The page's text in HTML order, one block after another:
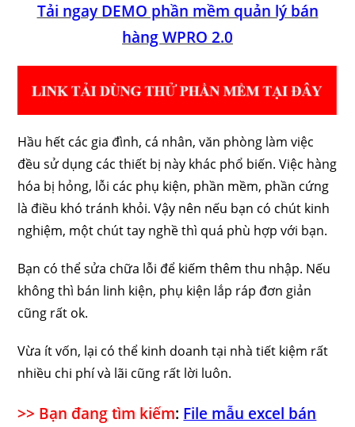
Tải ngay DEMO phần mềm quản lý bán
hàng WPRO 2.0
Hầu hết các gia đình, cá nhân, văn phòng làm việc
đều sử dụng các thiết bị này khác phổ biến. Việc hàng
hóa bị hỏng, lỗi các phụ kiện, phần mềm, phần cứng
là điều khó tránh khỏi. Vậy nên nếu bạn có chút kinh
nghiệm, một chút tay nghề thì quá phù hợp với bạn.
Bạn có thể sửa chữa lỗi để kiếm thêm thu nhập. Nếu
không thì bán linh kiện, phụ kiện lắp ráp đơn giản
cũng rất ok.
Vừa ít vốn, lại có thể kinh doanh tại nhà tiết kiệm rất
nhiều chi phí và lãi cũng rất lời luôn.
>> Bạn đang tìm kiếm: File mẫu excel bán